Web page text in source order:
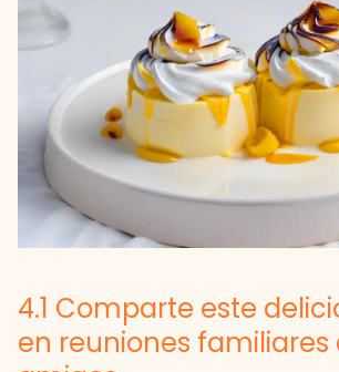
4.1 Comparte este
en reuniones familiares